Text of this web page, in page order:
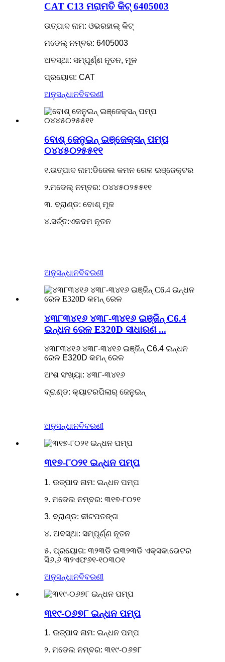
CAT C13 ମରାମତି କିଟ୍ 6405003
ଉତ୍ପାଦ ନାମ: ଓଭରହାଲ୍ କିଟ୍
ମଡେଲ୍ ନମ୍ବର: 6405003
ଅବସ୍ଥା: ସମ୍ପୂର୍ଣ୍ଣ ନୂତନ, ମୂଳ
ପ୍ରୟୋଗ: CAT
ଅନୁସନ୍ଧାନବିବରଣୀ
ବୋଶ୍ ଜେନୁଇନ୍ ଇଞ୍ଜେକ୍ସନ୍ ପମ୍ପ
୦୪୪୫୦୨୫୫୧୧
୧.ଉତ୍ପାଦ ନାମ:ଡିଜେଲ କମନ ରେଳ ଇଞ୍ଜେକ୍ଟର
୨.ମଡେଲ୍ ନମ୍ବର: ୦୪୪୫୦୨୫୫୧୧
୩. ବ୍ରାଣ୍ଡ: ବୋଶ୍ ମୂଳ
୪.ସର୍ତ୍ତ:ଏକଦମ ନୂତନ
ଅନୁସନ୍ଧାନବିବରଣୀ
୪୩୮୩୪୧୬ ୪୩୮-୩୪୧୬ ଇଞ୍ଜିନ୍ C6.4
ଇନ୍ଧନ ରେଳ E320D ସାଧାରଣ ...
୪୩୮୩୪୧୬ ୪୩୮-୩୪୧୬ ଇଞ୍ଜିନ୍ C6.4 ଇନ୍ଧନ
ରେଳ E320D କମନ୍ ରେଳ
ଅଂଶ ସଂଖ୍ୟା: ୪୩୮-୩୪୧୬
ବ୍ରାଣ୍ଡ: କ୍ୟାଟରପିଲାର୍ ଜେନୁଇନ୍
ଅନୁସନ୍ଧାନବିବରଣୀ
୩୧୭-୮୦୨୧ ଇନ୍ଧନ ପମ୍ପ
1. ଉତ୍ପାଦ ନାମ: ଇନ୍ଧନ ପମ୍ପ
୨. ମଡେଲ ନମ୍ବର: ୩୧୭-୮୦୨୧
3. ବ୍ରାଣ୍ଡ: କୀଟପତଙ୍ଗ
୪. ଅବସ୍ଥା: ସମ୍ପୂର୍ଣ୍ଣ ନୂତନ
୫. ପ୍ରୟୋଗ: ୩୨୩ଡି ଇ୩୨୩ଡି ଏକ୍ସକାଭେଟର
ସି୬.୬ ୩୨ଏଫ୬୧-୧୦୩୦୧
ଅନୁସନ୍ଧାନବିବରଣୀ
୩୧୯-୦୬୭୮ ଇନ୍ଧନ ପମ୍ପ
1. ଉତ୍ପାଦ ନାମ: ଇନ୍ଧନ ପମ୍ପ
୨. ମଡେଲ ନମ୍ବର: ୩୧୯-୦୬୭୮